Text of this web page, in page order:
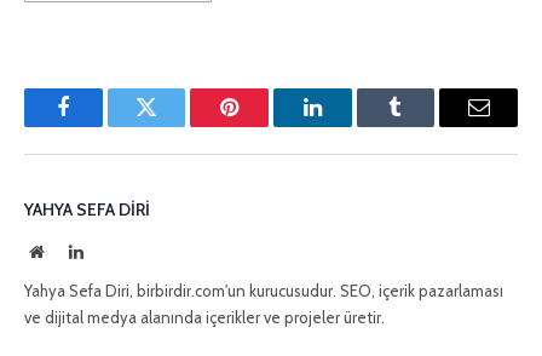
FacebookTwitter Pinterest'inLinkedInTumblr
E-
YAHYA SEFA DIRI
İnternetLinkedIn
Yahya Sefa Diri, birbirdir.com'un kurucusudur. SEO, içerik pazarlaması
ve dijital medya alanında içerikler ve projeler üretir.